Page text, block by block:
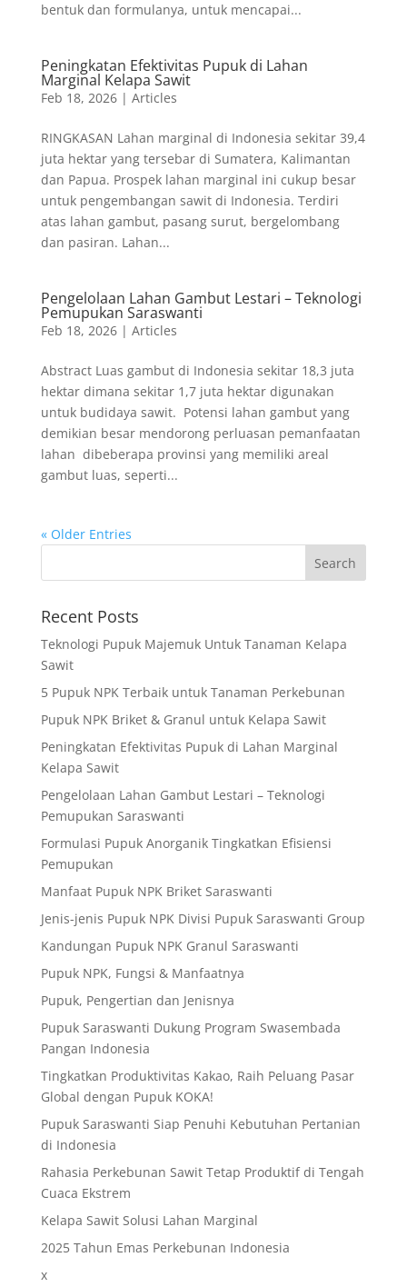
bentuk dan formulanya, untuk mencapai...
Peningkatan Efektivitas Pupuk di Lahan
Marginal Kelapa Sawit
Feb 18, 2026| Articles
RINGKASAN Lahan marginal di Indonesia sekitar 39,4
juta hektar yang tersebar di Sumatera, Kalimantan
dan Papua. Prospek lahan marginal ini cukup besar
untuk pengembangan sawit di Indonesia. Terdiri
atas lahan gambut, pasang surut, bergelombang
dan pasiran. Lahan...
Pengelolaan Lahan Gambut Lestari – Teknologi
Pemupukan Saraswanti
Feb 18, 2026| Articles
Abstract Luas gambut di Indonesia sekitar 18,3 juta
hektar dimana sekitar 1,7 juta hektar digunakan
untuk budidaya sawit. Potensi lahan gambut yang
demikian besar mendorong perluasan pemanfaatan
lahan dibeberapa provinsi yang memiliki areal
gambut luas, seperti...
« Older Entries
Recent Posts
Teknologi Pupuk Majemuk Untuk Tanaman Kelapa
Sawit
5 Pupuk NPK Terbaik untuk Tanaman Perkebunan
Pupuk NPK Briket & Granul untuk Kelapa Sawit
Peningkatan Efektivitas Pupuk di Lahan Marginal
Kelapa Sawit
Pengelolaan Lahan Gambut Lestari – Teknologi
Pemupukan Saraswanti
Formulasi Pupuk Anorganik Tingkatkan Efisiensi
Pemupukan
Manfaat Pupuk NPK Briket Saraswanti
Jenis-jenis Pupuk NPK Divisi Pupuk Saraswanti Group
Kandungan Pupuk NPK Granul Saraswanti
Pupuk NPK, Fungsi & Manfaatnya
Pupuk, Pengertian dan Jenisnya
Pupuk Saraswanti Dukung Program Swasembada
Pangan Indonesia
Tingkatkan Produktivitas Kakao, Raih Peluang Pasar
Global dengan Pupuk KOKA!
Pupuk Saraswanti Siap Penuhi Kebutuhan Pertanian
di Indonesia
Rahasia Perkebunan Sawit Tetap Produktif di Tengah
Cuaca Ekstrem
Kelapa Sawit Solusi Lahan Marginal
2025 Tahun Emas Perkebunan Indonesia
x